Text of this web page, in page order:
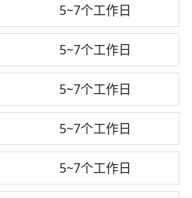
5~7个工作日
5~7个工作日
5~7个工作日
5~7个工作日
5~7个工作日